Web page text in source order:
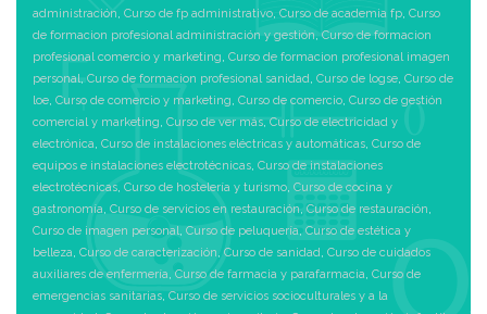
administración, Curso de fp administrativo, Curso de academia fp, Curso
de formacion profesional administración y gestión,Curso de formacion
profesional comercio y marketing, Curso de formacion profesional imagen
personal,Curso de formacion profesional sanidad, Curso de logse, Curso de
loe, Curso de comercio y marketing, Curso de comercio, Curso de gestión
comercial y marketing, Curso de ver más,Curso de electricidad y
electrónica, Curso de instalaciones eléctricas y automáticas, Curso de
equipos e instalaciones electrotécnicas, Curso de instalaciones
electrotécnicas, Curso de hostelería y turismo, Curso de cocina y
gastronomía, Curso de servicios en restauración, Curso de restauración,
Curso de imagen personal, Curso de peluquería,Curso de estética y
belleza, Curso de caracterización,Curso de sanidad, Curso de cuidados
auxiliares de enfermería,Curso de farmacia y parafarmacia, Curso de
emergencias sanitarias, Curso de servicios socioculturales y a la